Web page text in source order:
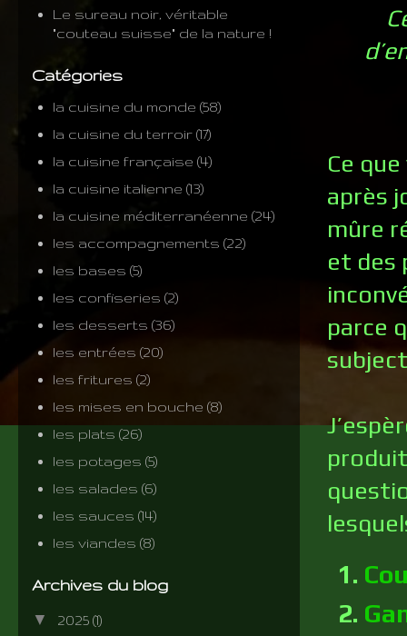
Ce
après
mûre
et des
parce
Le sureau noir, véritable
"couteau suisse" de la nature !
Catégories
la cuisine du monde (58)
la cuisine du terroir (17)
la cuisine française (4)
la cuisine italienne (13)
la cuisine méditerranéenne (24)
les accompagnements (22)
les bases (5)
les confiseries (2)
les desserts (36)
les entrées (20)
les fritures (2)
les mises en bouche (8)
les plats (26)
les potages (5)
les salades (6)
les sauces (14)
les viandes (8)
Archives du blog
▼ 2025 (1)